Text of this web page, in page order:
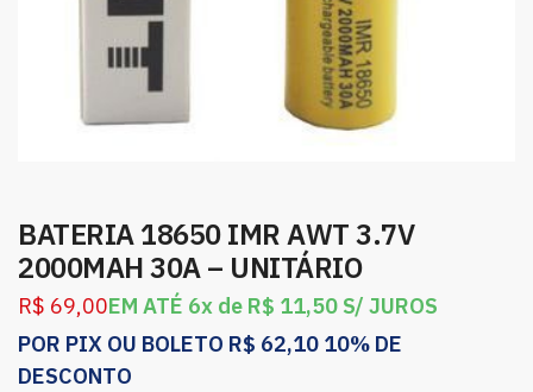
BATERIA 18650 IMR AWT 3.7V
2000MAH 30A – UNITÁRIO
R$ 69,00EM ATÉ 6x de R$ 11,50 S/ JUROS
POR PIX OU BOLETO R$ 62,10 10% DE
DESCONTO